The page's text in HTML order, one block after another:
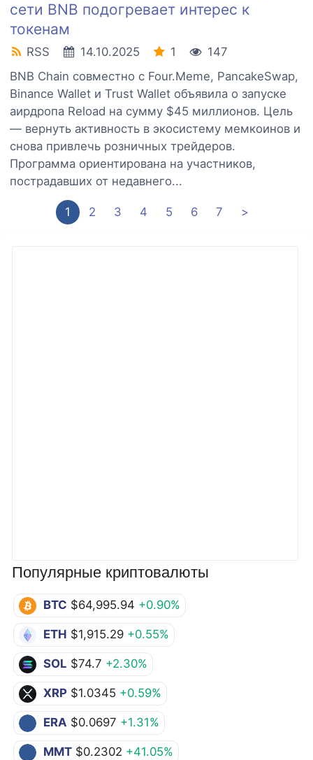
Популярные криптовалюты
BTC $64,995.94 +0.90%
ETH $1,915.29 +0.55%
SOL $74.7 +2.30%
XRP $1.0345 +0.59%
ERA $0.0697 +1.31%
MMT $0.2302 +41.05%
сети BNB подогревает интерес к
токенам
RSS 14.10.2025 1
147
BNB Chain совместно с Four.Meme, PancakeSwap,
Binance Wallet и Trust Wallet объявила о запуске
аирдропа Reload на сумму $45 миллионов. Цель
— вернуть активность в экосистему мемкоинов и
снова привлечь розничных трейдеров.
Программа ориентирована на участников,
пострадавших от недавнего...
1 2 3 4 5 6 7 >